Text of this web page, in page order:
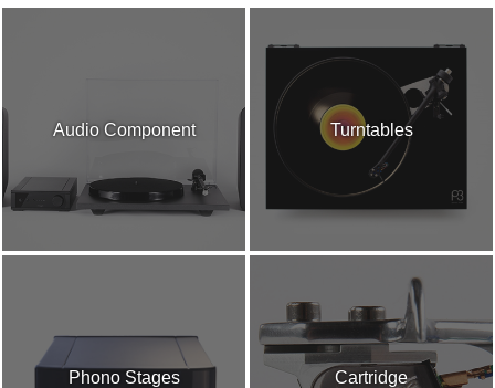
Audio Component Turntables
Phono Stages Cartridge